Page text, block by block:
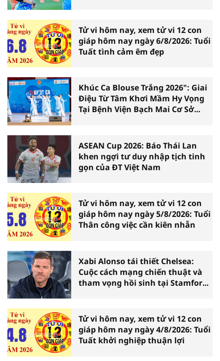
Tử vi hôm nay, xem tử vi 12 con
giáp hôm nay ngày 6/8/2026: Tuổi
Tuất tình cảm êm đẹp
Khúc Ca Blouse Trắng 2026": Giai
Điệu Từ Tâm Khơi Mầm Hy Vọng
Tại Bệnh Viện Bạch Mai Cơ Sở
ASEAN Cup 2026: Báo Thái Lan
khen ngợi tư duy nhập tịch tinh
gọn của ĐT Việt Nam
Tử vi hôm nay, xem tử vi 12 con
giáp hôm nay ngày 5/8/2026: Tuổi
Thân công việc cần kiên nhẫn
Xabi Alonso tái thiết Chelsea:
Cuộc cách mạng chiến thuật và
tham vọng hồi sinh tại Stamford
Tử vi hôm nay, xem tử vi 12 con
giáp hôm nay ngày 4/8/2026: Tuổi
Tuất khởi nghiệp thuận lợi